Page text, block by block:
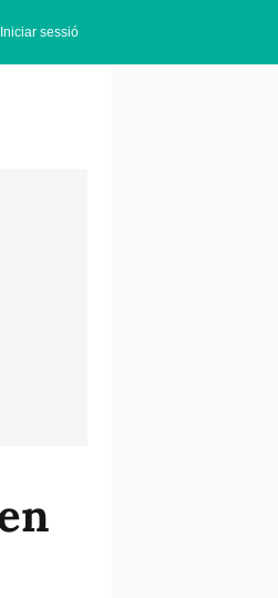
Iniciar sessió